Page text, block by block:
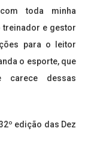
toda minha
treinador e gestor
para o leitor
o esporte, que
dessas
edição das Dez